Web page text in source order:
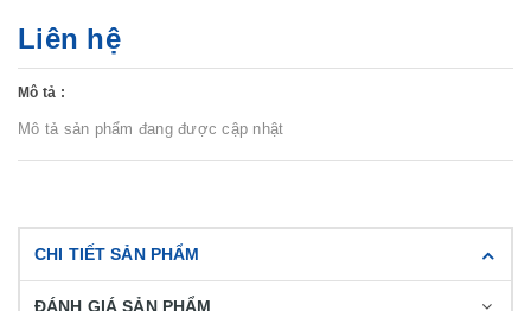
Liên hệ
Mô tả :
Mô tả sản phẩm đang được cập nhật
CHI TIẾT SẢN PHẨM
ĐÁNH GIÁ SẢN PHẨM